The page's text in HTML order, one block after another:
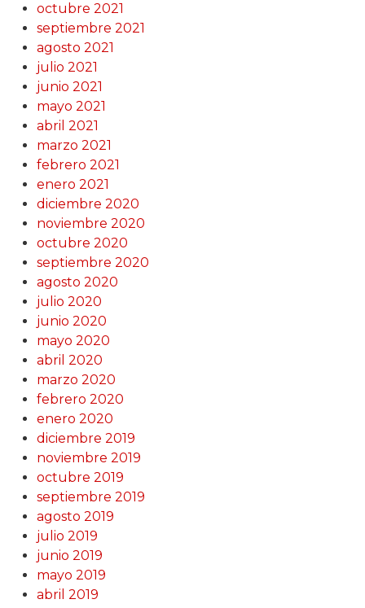
octubre 2021
septiembre 2021
agosto 2021
julio 2021
junio 2021
mayo 2021
abril 2021
marzo 2021
febrero 2021
enero 2021
diciembre 2020
noviembre 2020
octubre 2020
septiembre 2020
agosto 2020
julio 2020
junio 2020
mayo 2020
abril 2020
marzo 2020
febrero 2020
enero 2020
diciembre 2019
noviembre 2019
octubre 2019
septiembre 2019
agosto 2019
julio 2019
junio 2019
mayo 2019
abril 2019